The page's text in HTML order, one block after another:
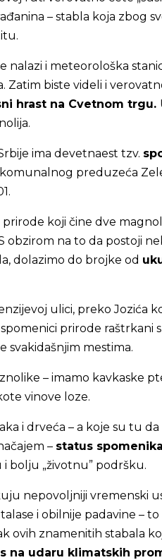
– stabla koja zbog
nalazi i meteorološka
biste videli i
hrast na Cvetnom trgu.
ima devetnaest tzv.
komunalnog preduzeća
koji čine dve
obzirom na to da postoji
dolazimo do brojke od
ulici, preko Jozića
prirode raštrkani
svakidašnjim mestima.
– imamo kavkaske
vinove loze.
i drveća – a koje su tu da
– status
i bolju „životnu” podršku.
nepovoljniji vremenski
i obilnije padavine –
ovih znamenitih stabala
na udaru klimatskih